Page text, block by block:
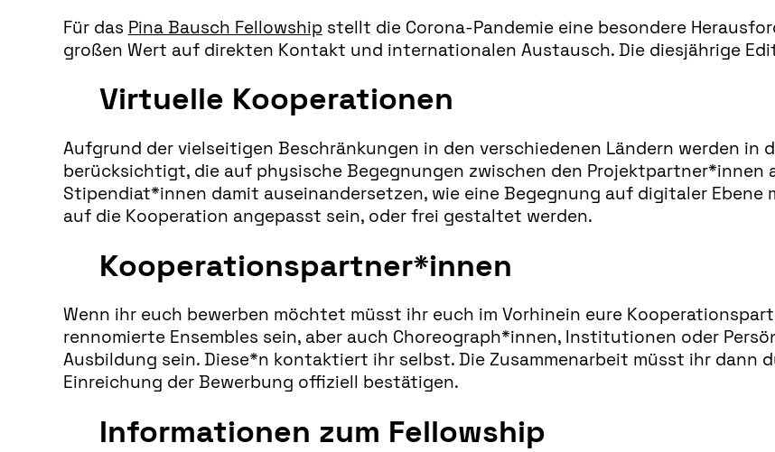
Für das Pina Bausch Fellowship stellt die Corona-Pandemie eine besondere
großen Wert auf direkten Kontakt und internationalen Austausch. Die diesjährige
Virtuelle Kooperationen
Aufgrund der vielseitigen Beschränkungen in den verschiedenen Ländern werden in
berücksichtigt, die auf physische Begegnungen zwischen den Projektpartner*innen
Stipendiat*innen damit auseinandersetzen, wie eine Begegnung auf digitaler Ebene
auf die Kooperation angepasst sein, oder frei gestaltet werden.
Kooperationspartner*innen
Wenn ihr euch bewerben möchtet müsst ihr euch im Vorhinein eure
rennomierte Ensembles sein, aber auch Choreograph*innen, Institutionen oder
Ausbildung sein. Diese*n kontaktiert ihr selbst. Die Zusammenarbeit müsst ihr dann
Einreichung der Bewerbung offiziell bestätigen.
Informationen zum Fellowship